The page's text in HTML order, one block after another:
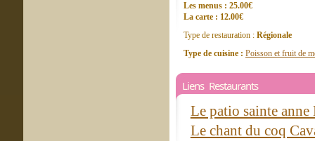
Les menus : 25.00€
La carte : 12.00€
Type de restauration : Régionale
Type de cuisine : Poisson et fruit de
Liens Restaurants
Le patio sainte
Le chant du coq